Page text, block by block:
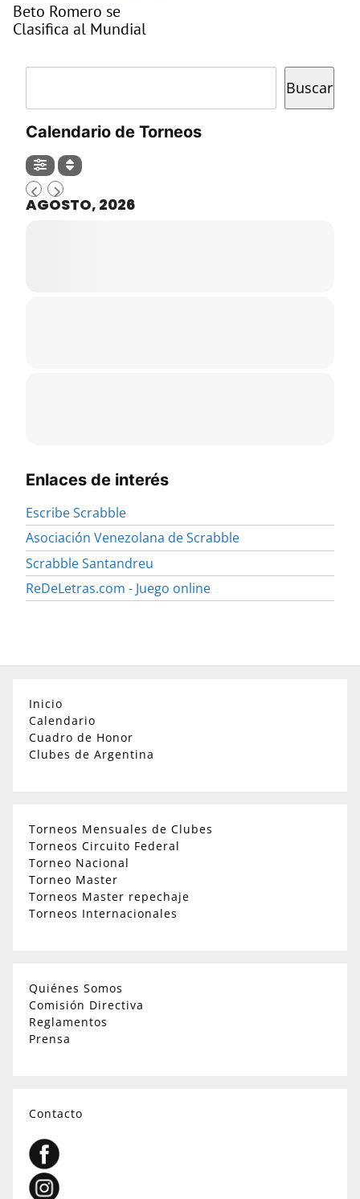
Beto Romero se
Clasifica al Mundial
Buscar
Calendario de Torneos
AGOSTO, 2026
Enlaces de interés
Escribe Scrabble
Asociación Venezolana de Scrabble
Scrabble Santandreu
ReDeLetras.com - Juego online
Inicio
Calendario
Cuadro de Honor
Clubes de Argentina
Torneos Mensuales de Clubes
Torneos Circuito Federal
Torneo Nacional
Torneo Master
Torneos Master repechaje
Torneos Internacionales
Quiénes Somos
Comisión Directiva
Reglamentos
Prensa
Contacto